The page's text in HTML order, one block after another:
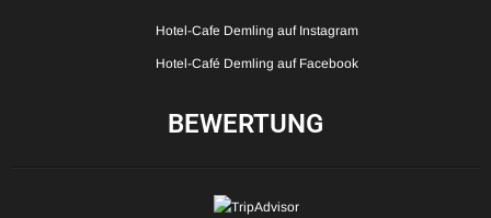
Hotel-Cafe Demling auf Instagram
Hotel-Café Demling auf Facebook
BEWERTUNG